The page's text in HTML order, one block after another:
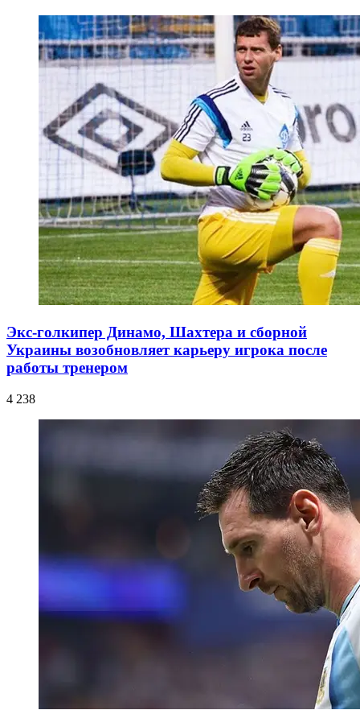
Экс-голкипер Динамо, Шахтера и сборной
Украины возобновляет карьеру игрока после
работы тренером
4 238